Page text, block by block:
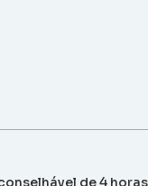
de 4